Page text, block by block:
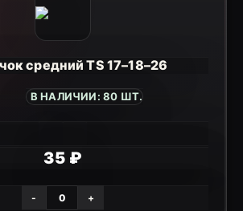
средний TS 17–18–26
В НАЛИЧИИ: 80 ШТ.
35 ₽
- +